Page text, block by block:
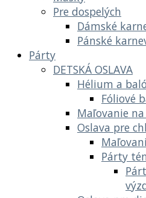
Pre dospelých
Dámské
Pánské
Párty
DETSKÁ OSLAVA
Hélium a
Fóliové
Maľovanie
Oslava pre
Párty